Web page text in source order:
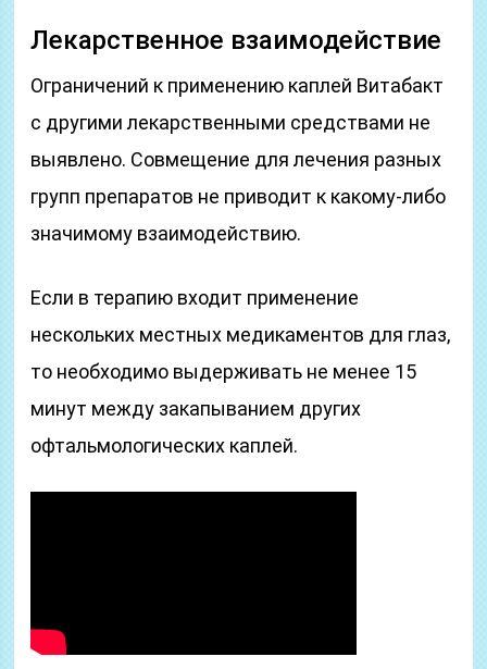
Лекарственное взаимодействие
Ограничений к применению каплей Витабакт
с другими лекарственными средствами не
выявлено. Совмещение для лечения разных
групп препаратов не приводит к какому-либо
значимому взаимодействию.
Если в терапию входит применение
нескольких местных медикаментов для глаз,
то необходимо выдерживать не менее 15
минут между закапыванием других
офтальмологических каплей.